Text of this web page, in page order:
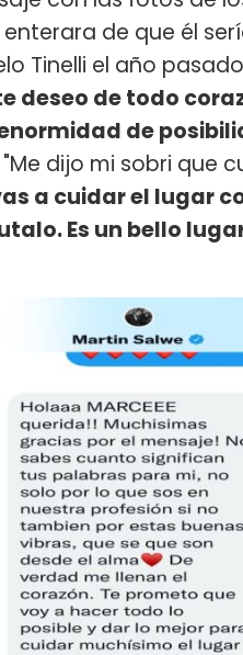
de que él
Tinelli el año
deseo de todo
de
dijo mi sobri que
a cuidar el lugar
Es un bello